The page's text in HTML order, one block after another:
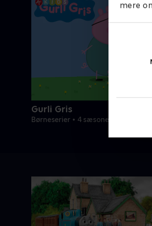
mere
Gurli Gris
Børneserier • 4 sæsoner